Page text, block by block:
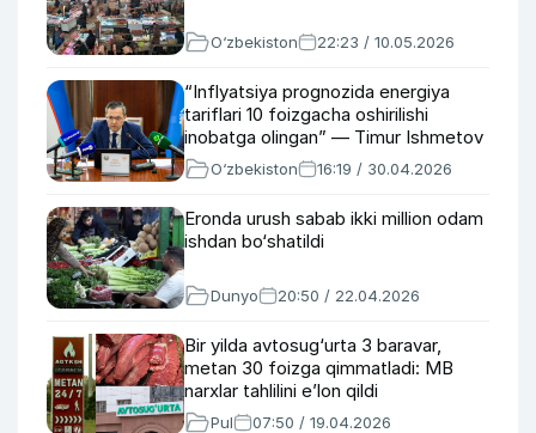
O‘zbekiston 22:23 / 10.05.2026
“Inflyatsiya prognozida energiya
tariflari 10 foizgacha oshirilishi
inobatga olingan” — Timur Ishmetov
O‘zbekiston 16:19 / 30.04.2026
Eronda urush sabab ikki million odam
ishdan bo‘shatildi
Dunyo 20:50 / 22.04.2026
Bir yilda avtosug‘urta 3 baravar,
metan 30 foizga qimmatladi: MB
narxlar tahlilini e’lon qildi
Pul 07:50 / 19.04.2026